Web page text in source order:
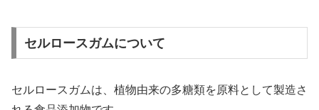
セルロースガムについて
セルロースガムは、植物由来の多糖類を原料として製造さ